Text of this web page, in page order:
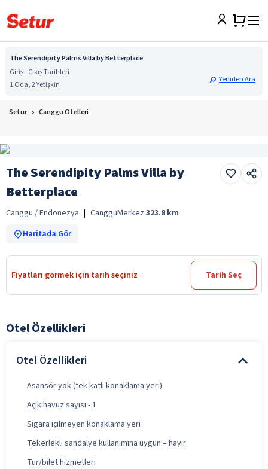
The Serendipity Palms Villa by Betterplace
Giriş - Çıkış Tarihleri
1 Oda, 2 Yetişkin
Yeniden Ara
Setur Canggu Otelleri
The Serendipity Palms Villa by
Betterplace
Canggu / Endonezya | CangguMerkez:323.8 km
Haritada Gör
Fiyatları görmek için tarih seçiniz Tarih Seç
Otel Özellikleri
Otel Özellikleri
Asansör yok (tek katlı konaklama yeri)
Açık havuz sayısı - 1
Sigara içilmeyen konaklama yeri
Tekerlekli sandalye kullanımına uygun – hayır
Tur/bilet hizmetleri